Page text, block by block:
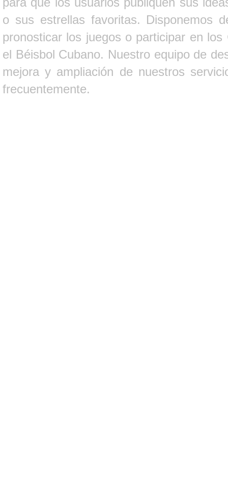
o sus estrellas favoritas. Disponemos
pronosticar los juegos o participar en
el Béisbol Cubano. Nuestro equipo de
mejora y ampliación de nuestros
frecuentemente.